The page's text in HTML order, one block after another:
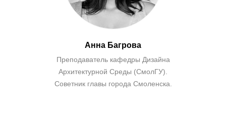
Анна Багрова
Преподаватель кафедры Дизайна
Архитектурной Среды (СмолГУ).
Советник главы города Смоленска.